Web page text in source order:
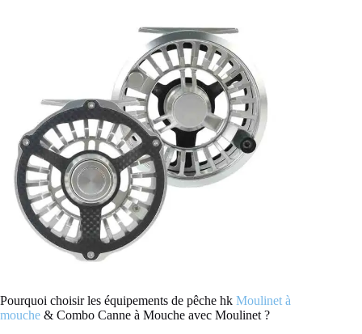
Pourquoi choisir les équipements de pêche hk Moulinet à
mouche & Combo Canne à Mouche avec Moulinet ?